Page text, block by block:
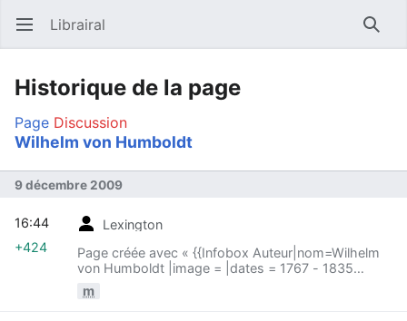
Ouvrir le menu principal Librairal
Historique de la page
Page Discussion
Wilhelm von Humboldt
9 décembre 2009
Lexington
Page créée avec « {{Infobox Auteur|nom=Wilhelm
von Humboldt |image = |dates = 1767 - 1835
[[:wl:Wilhelm von Humboldt|Wikibé... »
m
16:44
+424